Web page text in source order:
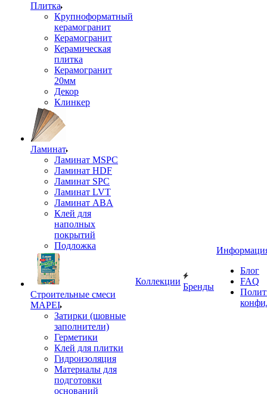
Плитка
Крупноформатный
керамогранит
Керамогранит
Керамическая
плитка
Керамогранит
20мм
Декор
Клинкер
Ламинат
Ламинат MSPC
Ламинат HDF
Ламинат SPC
Ламинат LVT
Ламинат ABA
Клей для
наполных
покрытий
Подложка
Строительные смеси
MAPEI
Затирки (шовные
заполнители)
Герметики
Клей для плитки
Гидроизоляция
Материалы для
подготовки
оснований
Коллекции
Бренды
Блог
FAQ